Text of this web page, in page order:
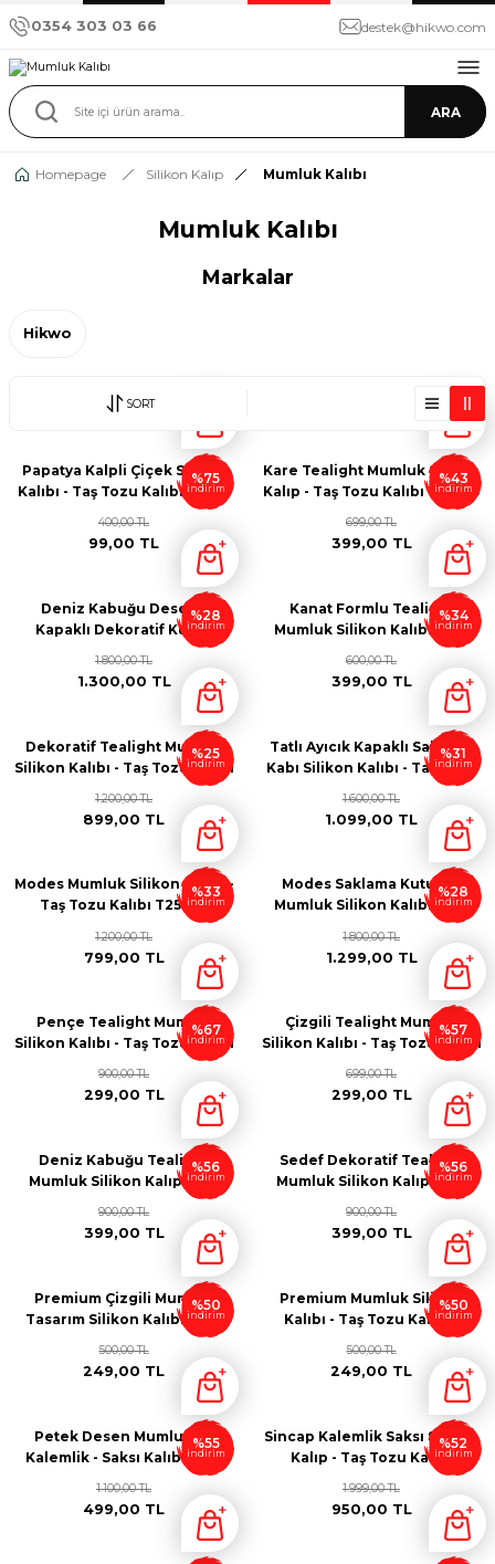
0354 303 03 66 destek@hikwo.com
ARA
Homepage Silikon Kalıp Mumluk Kalıbı
Mumluk Kalıbı
Markalar
Hikwo
SORT
%75
indirim
Papatya Kalpli Çiçek Silikon
Kalıbı - Taş Tozu Kalıbı - Mum
Kalıbı - Döküm Kalıbı - C6540
99,00 TL
400,00 TL
%43
indirim
Kare Tealight Mumluk Silikon
Kalıp - Taş Tozu Kalıbı T65765
399,00 TL
699,00 TL
%28
indirim
Deniz Kabuğu Desenli
Kapaklı Dekoratif Kutu -
Mumluk - Silikon Kalıp - Taş
Tozu Kalıbı T63908
1.300,00 TL
1.800,00 TL
%34
indirim
Kanat Formlu Tealight
Mumluk Silikon Kalıbı - Taş
Tozu Kalıbı T76675
399,00 TL
600,00 TL
%25
indirim
Dekoratif Tealight Mumluk
Silikon Kalıbı - Taş Tozu Kalıbı
899,00 TL
1.200,00 TL
%31
indirim
Tatlı Ayıcık Kapaklı Saklama
Kabı Silikon Kalıbı - Taş Tozu
1.099,00 TL
1.600,00 TL
%33
indirim
Modes Mumluk Silikon Kalıbı -
Taş Tozu Kalıbı T25323
799,00 TL
1.200,00 TL
%28
indirim
Modes Saklama Kutusu -
Mumluk Silikon Kalıbı - Taş
Tozu Kalıbı T43646
1.299,00 TL
1.800,00 TL
%67
indirim
Pençe Tealight Mumluk
Silikon Kalıbı - Taş Tozu Kalıbı
299,00 TL
900,00 TL
%57
indirim
Çizgili Tealight Mumluk
Silikon Kalıbı - Taş Tozu Kalıbı
299,00 TL
699,00 TL
%56
indirim
Deniz Kabuğu Tealight
Mumluk Silikon Kalıp - Taş
Tozu Kalıbı T75332
399,00 TL
900,00 TL
%56
indirim
Sedef Dekoratif Tealight
Mumluk Silikon Kalıp - Taş
Tozu Kalıbı T436563
399,00 TL
900,00 TL
%50
indirim
Premium Çizgili Mumluk
Tasarım Silikon Kalıbı - Taş
Tozu Kalıbı T98643
249,00 TL
500,00 TL
%50
indirim
Premium Mumluk Silikon
Kalıbı - Taş Tozu Kalıbı -
249,00 TL
500,00 TL
%55
indirim
Petek Desen Mumluk ve
Kalemlik - Saksı Kalıbı - Taş
Tozu Kalıbı G634634
499,00 TL
1.100,00 TL
%52
indirim
Sincap Kalemlik Saksı Silikon
Kalıp - Taş Tozu Kalıbı
950,00 TL
1.999,00 TL